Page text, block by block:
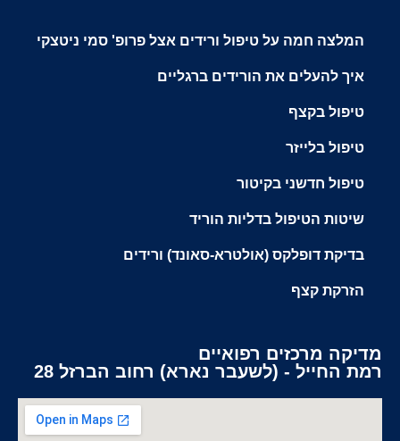
המלצה חמה על טיפול ורידים אצל פרופ' סמי ניטצקי
איך להעלים את הורידים ברגליים
טיפול בקצף
טיפול בלייזר
טיפול חדשני בקיטור
שיטות הטיפול בדליות הוריד
בדיקת דופלקס (אולטרא-סאונד) ורידים
הזרקת קצף
מדיקה מרכזים רפואיים
רמת החייל - (לשעבר נארא) רחוב הברזל 28